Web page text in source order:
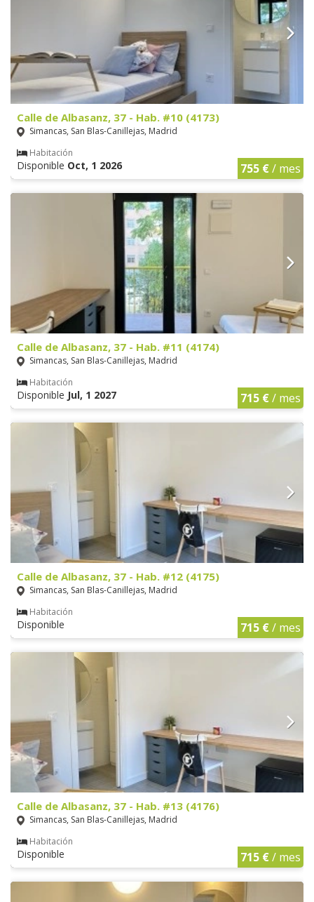
Calle de Albasanz, 37 - Hab. #10 (4173)
Simancas, San Blas-Canillejas, Madrid
Habitación
Disponible Oct, 1 2026 755 €/ mes
Calle de Albasanz, 37 - Hab. #11 (4174)
Simancas, San Blas-Canillejas, Madrid
Habitación
Disponible Jul, 1 2027 715 €/ mes
Calle de Albasanz, 37 - Hab. #12 (4175)
Simancas, San Blas-Canillejas, Madrid
Habitación
Disponible 715 €/ mes
Calle de Albasanz, 37 - Hab. #13 (4176)
Simancas, San Blas-Canillejas, Madrid
Habitación
Disponible 715 €/ mes